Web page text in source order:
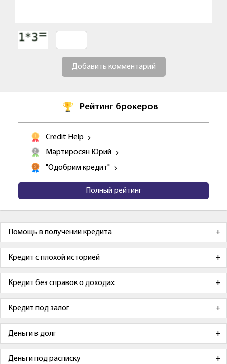
Добавить комментарий
Рейтинг брокеров
Credit Help
Мартиросян Юрий
"Одобрим кредит"
Полный рейтинг
Помощь в получении кредита
Кредит с плохой историей
Кредит без справок о доходах
Кредит под залог
Деньги в долг
Деньги под расписку